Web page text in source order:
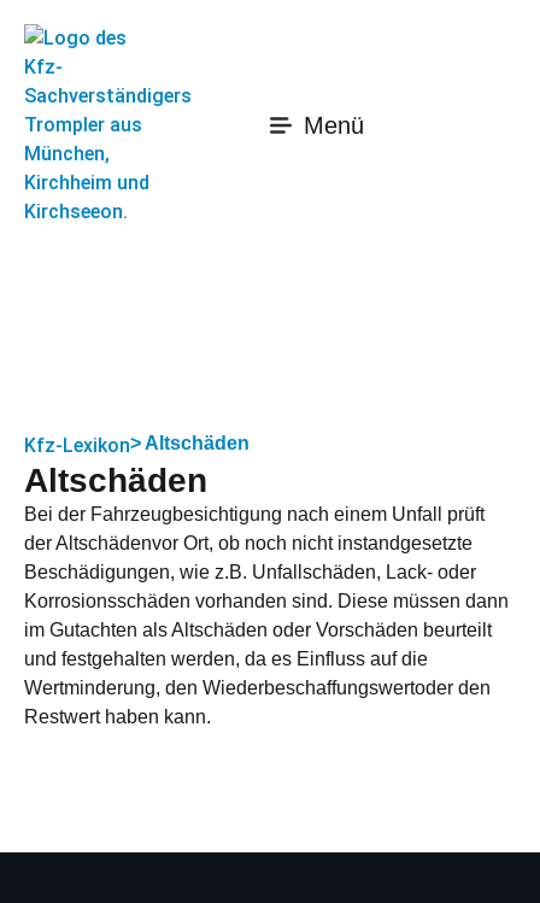
Menü
Kfz-Lexikon> Altschäden
Altschäden
Bei der Fahrzeugbesichtigung nach einem Unfall prüft
der Altschädenvor Ort, ob noch nicht instandgesetzte
Beschädigungen, wie z.B. Unfallschäden, Lack- oder
Korrosionsschäden vorhanden sind. Diese müssen dann
im Gutachten als Altschäden oder Vorschäden beurteilt
und festgehalten werden, da es Einfluss auf die
Wertminderung, den Wiederbeschaffungswertoder den
Restwert haben kann.